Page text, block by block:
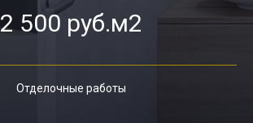
2 500 руб.м2
Отделочные работы